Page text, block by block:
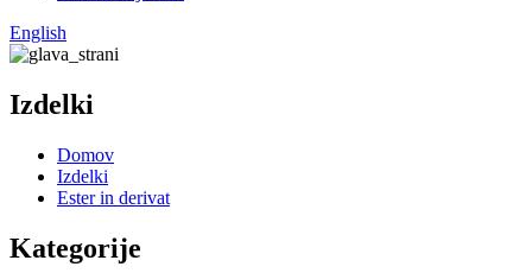
English
Izdelki
Domov
Izdelki
Ester in derivat
Kategorije